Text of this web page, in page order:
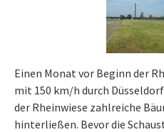
Einen Monat vor Beginn der
mit 150 km/h durch
der Rheinwiese zahlreiche
hinterließen. Bevor die